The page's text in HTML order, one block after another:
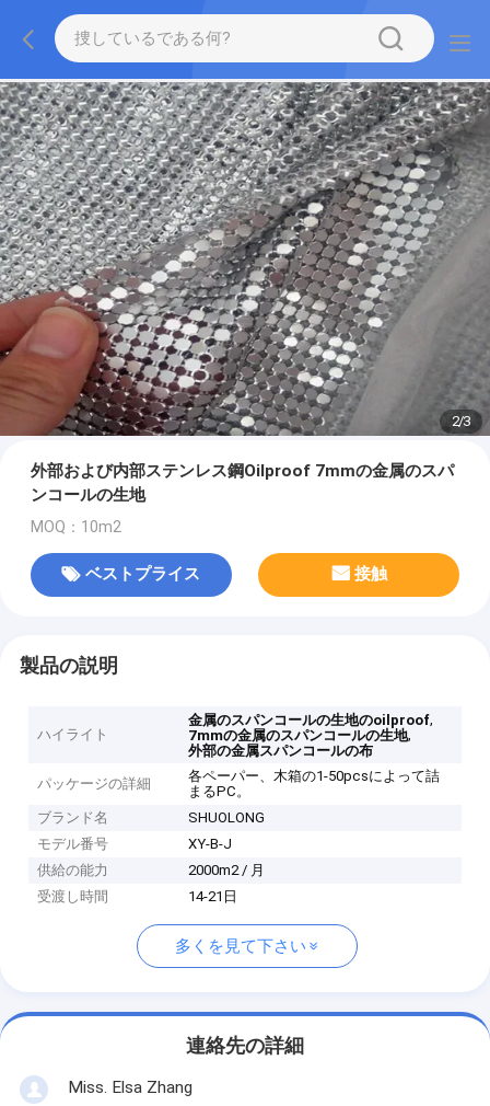
2/3
外部および内部ステンレス鋼Oilproof 7mmの金属のスパ
ンコールの生地
MOQ：10m2
ベストプライス 接触
製品の説明
ハイライト
金属のスパンコールの生地のoilproof,
7mmの金属のスパンコールの生地,
外部の金属スパンコールの布
パッケージの詳細
各ペーパー、木箱の1-50pcsによって詰
まるPC。
ブランド名
SHUOLONG
モデル番号
XY-B-J
供給の能力
2000m2 / 月
受渡し時間
14-21日
多くを見て下さい
連絡先の詳細
Miss. Elsa Zhang